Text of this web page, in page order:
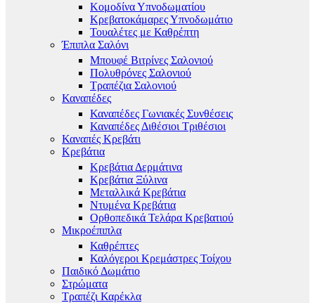
Κομοδίνα Υπνοδωματίου
Κρεβατοκάμαρες Υπνοδωμάτιο
Τουαλέτες με Καθρέπτη
Έπιπλα Σαλόνι
Μπουφέ Βιτρίνες Σαλονιού
Πολυθρόνες Σαλονιού
Τραπέζια Σαλονιού
Καναπέδες
Καναπέδες Γωνιακές Συνθέσεις
Καναπέδες Διθέσιοι Τριθέσιοι
Καναπές Κρεβάτι
Κρεβάτια
Κρεβάτια Δερμάτινα
Κρεβάτια Ξύλινα
Μεταλλικά Κρεβάτια
Ντυμένα Κρεβάτια
Ορθοπεδικά Τελάρα Κρεβατιού
Μικροέπιπλα
Καθρέπτες
Καλόγεροι Κρεμάστρες Τοίχου
Παιδικό Δωμάτιο
Στρώματα
Τραπέζι Καρέκλα